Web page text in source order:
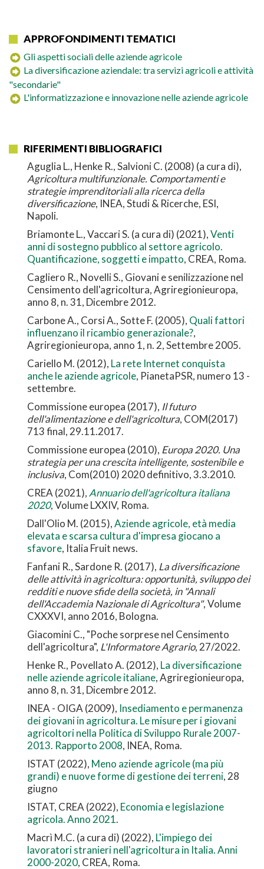
APPROFONDIMENTI TEMATICI
Gli aspetti sociali delle aziende agricole
La diversificazione aziendale: tra servizi agricoli e attività
"secondarie"
L'informatizzazione e innovazione nelle aziende agricole
RIFERIMENTI BIBLIOGRAFICI
Aguglia L., Henke R., Salvioni C. (2008) (a cura di),
Agricoltura multifunzionale. Comportamenti e
strategie imprenditoriali alla ricerca della
diversificazione, INEA, Studi & Ricerche, ESI,
Napoli.
Briamonte L., Vaccari S. (a cura di) (2021),Venti
anni di sostegno pubblico al settore agricolo.
Quantificazione, soggetti e impatto, CREA, Roma.
Cagliero R., Novelli S., Giovani e senilizzazione nel
Censimento dell'agricoltura, Agriregionieuropa,
anno 8, n. 31, Dicembre 2012.
Carbone A., Corsi A., Sotte F. (2005), Quali fattori
influenzano il ricambio generazionale?,
Agriregionieuropa, anno 1, n. 2, Settembre 2005.
Cariello M. (2012), La rete Internet conquista
anche le aziende agricole, PianetaPSR, numero 13 -
settembre.
Commissione europea (2017), Il futuro
dell'alimentazione e dell'agricoltura, COM(2017)
713 final, 29.11.2017.
Commissione europea (2010), Europa 2020. Una
strategia per una crescita intelligente, sostenibile e
inclusiva, Com(2010) 2020 definitivo, 3.3.2010.
CREA (2021), Annuario dell'agricoltura italiana
2020, Volume LXXIV, Roma.
Dall'Olio M. (2015),Aziende agricole, età media
elevata e scarsa cultura d'impresa giocano a
sfavore, Italia Fruit news.
Fanfani R., Sardone R. (2017), La diversificazione
delle attività in agricoltura: opportunità, sviluppo dei
redditi e nuove sfide della società, in "Annali
dell'Accademia Nazionale di Agricoltura", Volume
CXXXVI, anno 2016, Bologna.
Giacomini C., "Poche sorprese nel Censimento
dell'agricoltura", L'Informatore Agrario, 27/2022.
Henke R., Povellato A. (2012), La diversificazione
nelle aziende agricole italiane, Agriregionieuropa,
anno 8, n. 31, Dicembre 2012.
INEA - OIGA (2009), Insediamento e permanenza
dei giovani in agricoltura. Le misure per i giovani
agricoltori nella Politica di Sviluppo Rurale 2007-
2013. Rapporto 2008, INEA, Roma.
ISTAT (2022), Meno aziende agricole (ma più
grandi) e nuove forme di gestione dei terreni, 28
giugno
ISTAT, CREA (2022), Economia e legislazione
agricola. Anno 2021.
Macrì M.C. (a cura di) (2022), L'impiego dei
lavoratori stranieri nell'agricoltura in Italia. Anni
2000-2020, CREA, Roma.